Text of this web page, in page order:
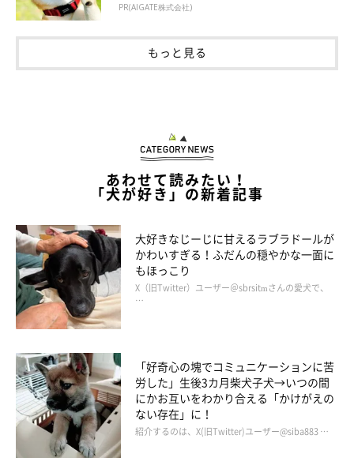
PR(AIGATE株式会社)
もっと見る
あわせて読みたい！
「犬が好き」の新着記事
大好きなじーじに甘えるラブラドールが
かわいすぎる！ふだんの穏やかな一面に
もほっこり
X（旧Twitter）ユーザー＠sbrsitmさんの愛犬で、
…
「好奇心の塊でコミュニケーションに苦
労した」生後3カ月柴犬子犬→いつの間
にかお互いをわかり合える「かけがえの
ない存在」に！
紹介するのは、X(旧Twitter)ユーザー@siba883 …